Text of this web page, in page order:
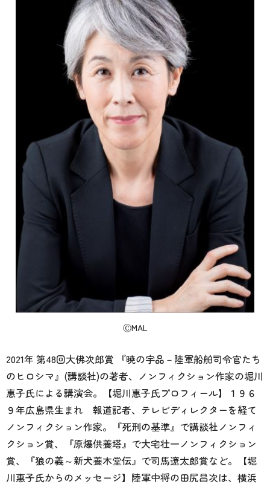
ⒸMAL
2021年 第48回大佛次郎賞 『暁の宇品－陸軍船舶司令官たち
のヒロシマ』(講談社)の著者、ノンフィクション作家の堀川
惠子氏による講演会。【堀川惠子氏プロフィール】１９６
９年広島県生まれ 報道記者、テレビディレクターを経て
ノンフィクション作家。『死刑の基準』で講談社ノンフィ
クション賞、『原爆供養塔』で大宅壮一ノンフィクション
賞、『狼の義～新犬養木堂伝』で司馬遼太郎賞など。【堀
川惠子氏からのメッセージ】陸軍中将の田尻昌次は、横浜